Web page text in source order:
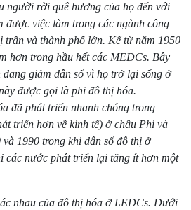
người rời quê hương của họ đến với
được việc làm trong các ngành công
trấn và thành phố lớn. Kể từ năm 1950
hơn trong hầu hết các MEDCs. Bây
giảm dân số vì họ trở lại sống ở
được gọi là phi đô thị hóa.
đã phát triển nhanh chóng trong
triển hơn về kinh tế) ở châu Phi và
1990 trong khi dân số đô thị ở
các nước phát triển lại tăng ít hơn một
nhau của đô thị hóa ở LEDCs. Dưới